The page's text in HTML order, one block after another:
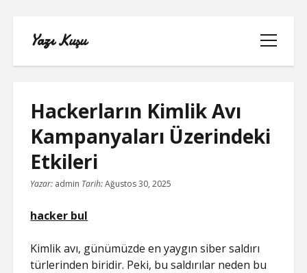
Yazı Kuşu
menüyü
aç
IGTV IZLENME YÜKSELTME PARASIZ
INSTAGRAM BEĞENI KASMA
INSTAGRAM BOT TAKIPÇI BASMA
LISTE
Hackerların Kimlik Avı
Kampanyaları Üzerindeki
Etkileri
Yazar: admin Tarih:Ağustos 30, 2025
hacker bul
Kimlik avı, günümüzde en yaygın siber saldırı
türlerinden biridir. Peki, bu saldırılar neden bu